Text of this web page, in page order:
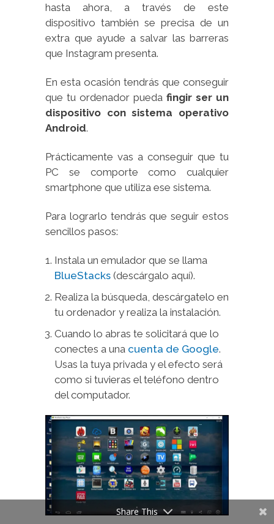
hasta ahora, a través de este
dispositivo también se precisa de un
extra que ayude a salvar las barreras
que Instagram presenta.
En esta ocasión tendrás que conseguir
que tu ordenador pueda fingir ser un
dispositivo con sistema operativo
Android.
Prácticamente vas a conseguir que tu
PC se comporte como cualquier
smartphone que utiliza ese sistema.
Para lograrlo tendrás que seguir estos
sencillos pasos:
Instala un emulador que se llama
BlueStacks (descárgalo aquí).
Realiza la búsqueda, descárgatelo en
tu ordenador y realiza la instalación.
Cuando lo abras te solicitará que lo
conectes a una cuenta de Google.
Usas la tuya privada y el efecto será
como si tuvieras el teléfono dentro
del computador.
Share This